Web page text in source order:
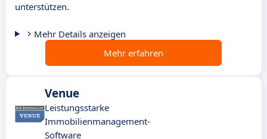
unterstützen.
Mehr Details anzeigen
Mehr erfahren
Venue
Leistungsstarke
Immobilienmanagement-
Software